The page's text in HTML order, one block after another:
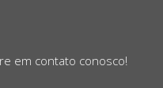
em contato conosco!